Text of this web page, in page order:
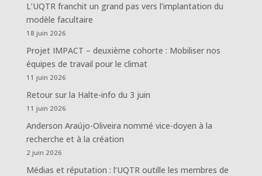
L’UQTR franchit un grand pas vers l’implantation du
modèle facultaire
18 juin 2026
Projet IMPACT – deuxième cohorte : Mobiliser nos
équipes de travail pour le climat
11 juin 2026
Retour sur la Halte-info du 3 juin
11 juin 2026
Anderson Araújo-Oliveira nommé vice-doyen à la
recherche et à la création
2 juin 2026
Médias et réputation : l’UQTR outille les membres de